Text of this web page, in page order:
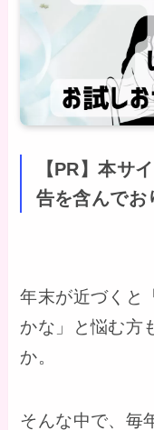
【PR】本サ
告を含んでお
年末が近づくと
かな」と悩む方
か。
そんな中で、毎